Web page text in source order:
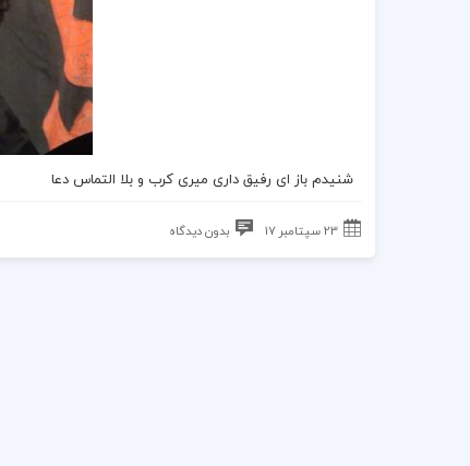
شنیدم باز ای رفیق داری میری کرب و بلا التماس دعا
23 سپتامبر 17 بدون دیدگاه